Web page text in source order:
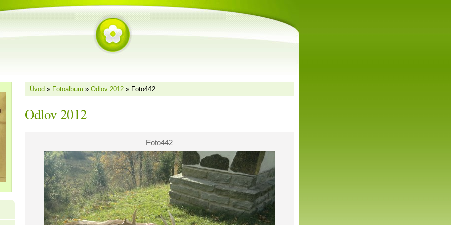
Úvod » Fotoalbum » Odlov 2012 » Foto442
Odlov 2012
Foto442